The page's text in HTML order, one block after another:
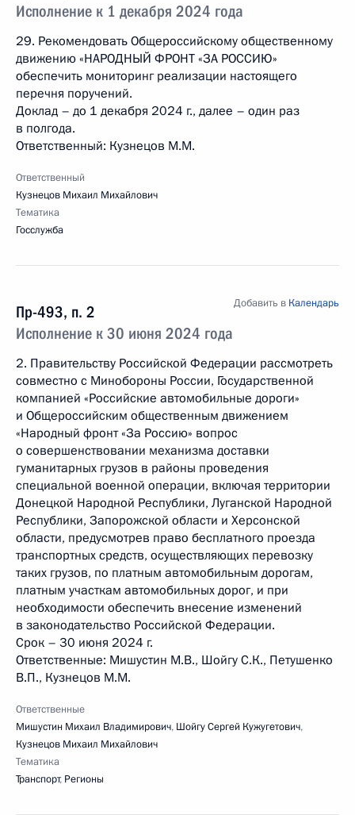
Исполнение к 1 декабря 2024 года
29. Рекомендовать Общероссийскому общественному
движению «НАРОДНЫЙ ФРОНТ «ЗА РОССИЮ»
обеспечить мониторинг реализации настоящего
перечня поручений.
Доклад – до 1 декабря 2024 г., далее – один раз
в полгода.
Ответственный: Кузнецов М.М.
Ответственный
Кузнецов Михаил Михайлович
Тематика
Госслужба
Пр-493, п. 2
Исполнение к 30 июня 2024 года
Добавить в Календарь
2. Правительству Российской Федерации рассмотреть
совместно с Минобороны России, Государственной
компанией «Российские автомобильные дороги»
и Общероссийским общественным движением
«Народный фронт «За Россию» вопрос
о совершенствовании механизма доставки
гуманитарных грузов в районы проведения
специальной военной операции, включая территории
Донецкой Народной Республики, Луганской Народной
Республики, Запорожской области и Херсонской
области, предусмотрев право бесплатного проезда
транспортных средств, осуществляющих перевозку
таких грузов, по платным автомобильным дорогам,
платным участкам автомобильных дорог, и при
необходимости обеспечить внесение изменений
в законодательство Российской Федерации.
Срок – 30 июня 2024 г.
Ответственные: Мишустин М.В., Шойгу С.К., Петушенко
В.П., Кузнецов М.М.
Ответственные
Мишустин Михаил Владимирович, Шойгу Сергей Кужугетович,
Кузнецов Михаил Михайлович
Тематика
Транспорт, Регионы